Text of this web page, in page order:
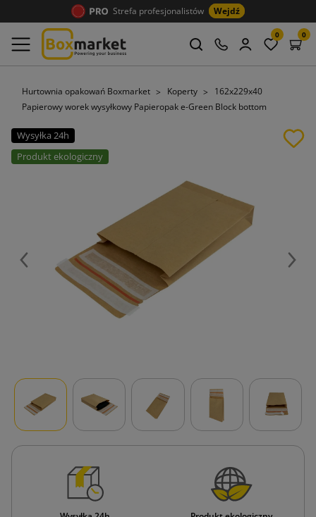
Strefa profesjonalistów Wejdź
0 0
Hurtownia opakowań Boxmarket Koperty
162x229x40
Papierowy worek wysyłkowy Papieropak e-Green Block bottom
Wysyłka 24h
Produkt ekologiczny
Poprzedni